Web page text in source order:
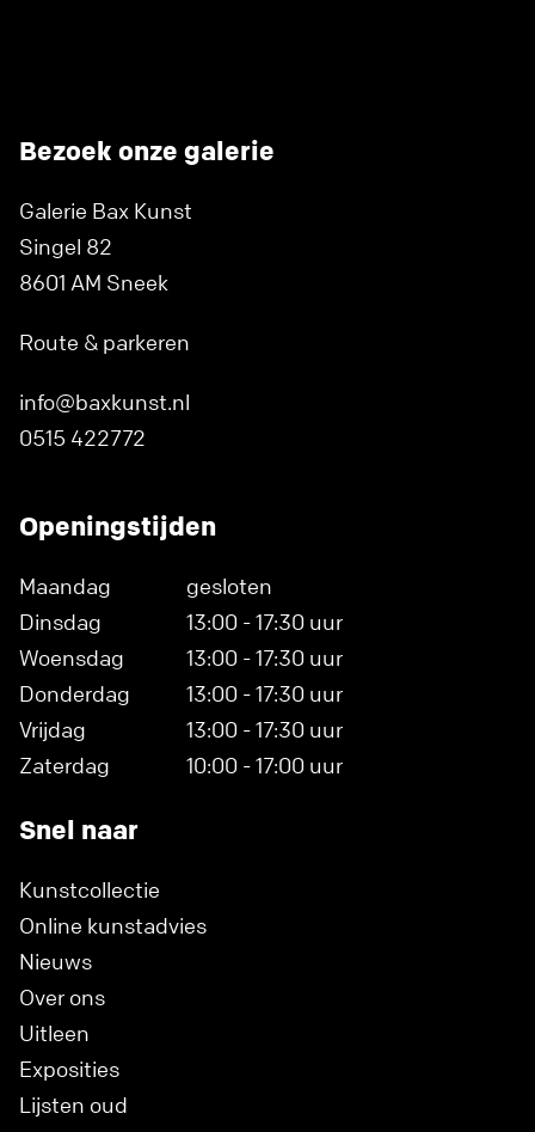
Bezoek onze galerie
Galerie Bax Kunst
Singel 82
8601 AM Sneek
Route & parkeren
info@baxkunst.nl
0515 422772
Openingstijden
Maandag
gesloten
Dinsdag
13:00 - 17:30 uur
Woensdag
13:00 - 17:30 uur
Donderdag
13:00 - 17:30 uur
Vrijdag
13:00 - 17:30 uur
Zaterdag
10:00 - 17:00 uur
Snel naar
Kunstcollectie
Online kunstadvies
Nieuws
Over ons
Uitleen
Exposities
Lijsten oud